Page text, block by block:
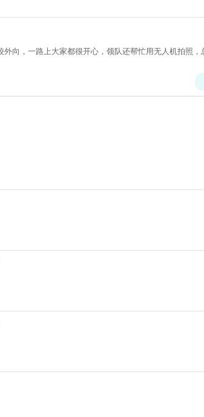
向，一路上大家都很开心，领队还帮忙用无人机拍照